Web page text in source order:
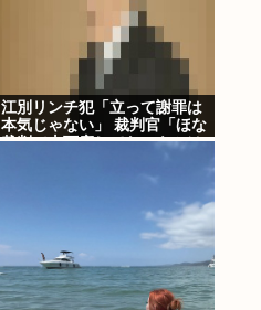
江別リンチ犯「立って謝罪は
本気じゃない」 裁判官「ほな
裁判で土下座してないキミは